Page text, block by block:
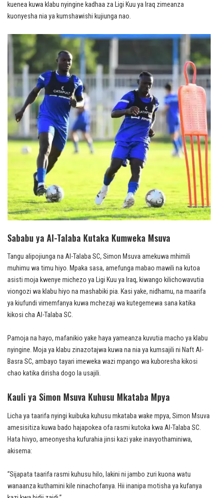
kuenea kuwa klabu nyingine kadhaa za Ligi Kuu ya Iraq zimeanza
kuonyesha nia ya kumshawishi kujiunga nao.
Sababu ya Al-Talaba Kutaka Kumweka Msuva
Tangu alipojiunga na Al-Talaba SC, Simon Msuva amekuwa mhimili
muhimu wa timu hiyo. Mpaka sasa, amefunga mabao mawili na kutoa
asisti moja kwenye michezo ya Ligi Kuu ya Iraq, kiwango kilichowavutia
viongozi wa klabu hiyo na mashabiki pia. Kasi yake, nidhamu, na maarifa
ya kiufundi vimemfanya kuwa mchezaji wa kutegemewa sana katika
kikosi cha Al-Talaba SC.
Pamoja na hayo, mafanikio yake haya yameanza kuvutia macho ya klabu
nyingine. Moja ya klabu zinazotajwa kuwa na nia ya kumsajili ni Naft Al-
Basra SC, ambayo tayari imeweka wazi mpango wa kuboresha kikosi
chao katika dirisha dogo la usajili.
Kauli ya Simon Msuva Kuhusu Mkataba Mpya
Licha ya taarifa nyingi kuibuka kuhusu mkataba wake mpya, Simon Msuva
amesisitiza kuwa bado hajapokea ofa rasmi kutoka kwa Al-Talaba SC.
Hata hivyo, ameonyesha kufurahia jinsi kazi yake inavyothaminiwa,
akisema:
“Sijapata taarifa rasmi kuhusu hilo, lakini ni jambo zuri kuona watu
wanaanza kuthamini kile ninachofanya. Hii inanipa motisha ya kufanya